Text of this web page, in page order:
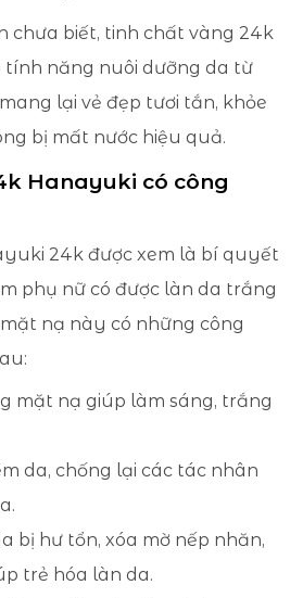
chưa biết, tinh chất vàng 24k
tính năng nuôi dưỡng da từ
lại vẻ đẹp tươi tắn, khỏe
bị mất nước hiệu quả.
Hanayuki có công
24k được xem là bí quyết
phụ nữ có được làn da trắng
mặt nạ này có những công
mặt nạ giúp làm sáng, trắng
da, chống lại các tác nhân
bị hư tổn, xóa mờ nếp nhăn,
trẻ hóa làn da.